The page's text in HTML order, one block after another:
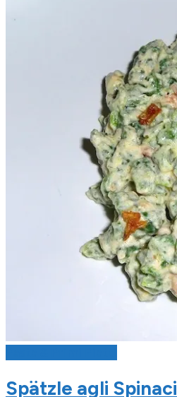
Spätzle agli Spinaci